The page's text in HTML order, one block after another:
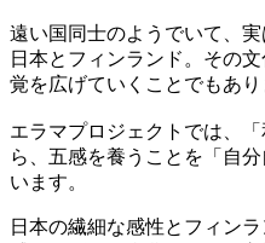
遠い国同士のようでいて、
日本とフィンランド。その
覚を広げていくことでもあり
エラマプロジェクトでは、
ら、五感を養うことを「自
います。
日本の繊細な感性とフィン